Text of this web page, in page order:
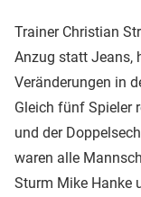
Trainer Christian
Anzug statt Jeans,
Veränderungen in
Gleich fünf Spieler
und der
waren alle
Sturm Mike Hanke